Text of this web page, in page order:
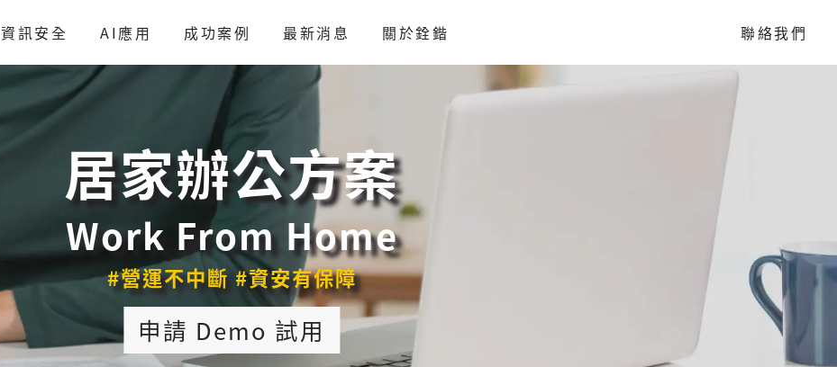
資訊安全 AI應用 成功案例 最新消息 關於銓鍇 聯絡我們
居家辦公方案
Work From Home
#營運不中斷 #資安有保障
申請 Demo 試用